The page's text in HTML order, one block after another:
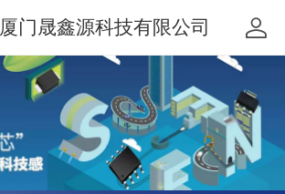
厦门晟鑫源科技有限公司